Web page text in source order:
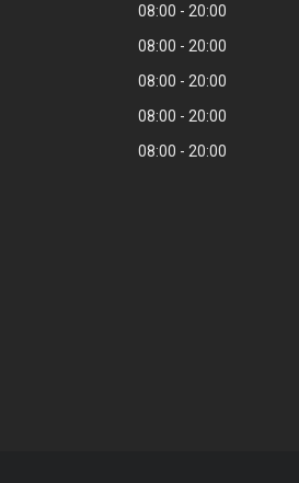
08:00
20:00
08:00
20:00
08:00
20:00
08:00
20:00
08:00 20:00